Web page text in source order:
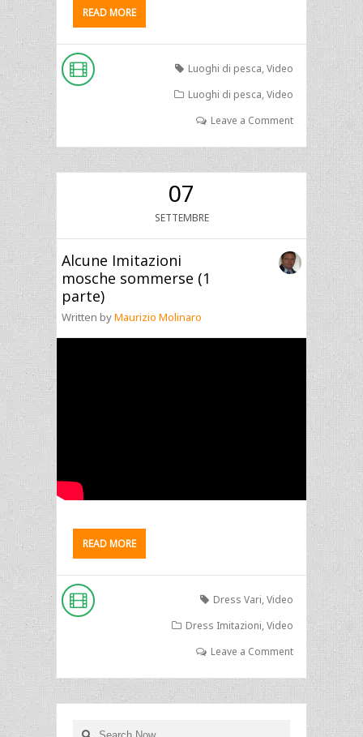
READ MORE
Luoghi di pesca,Video
Luoghi di pesca,Video
Leave a Comment
07
SETTEMBRE
Alcune Imitazioni
mosche sommerse (1
parte)
Written byMaurizio Molinaro
READ MORE
Dress Vari,Video
Dress Imitazioni,Video
Leave a Comment